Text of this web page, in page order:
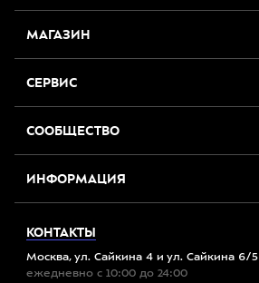
МАГАЗИН
СЕРВИС
СООБЩЕСТВО
ИНФОРМАЦИЯ
КОНТАКТЫ
Москва, ул. Сайкина 4 и ул. Сайкина 6/5
ежедневно с 10:00 до 24:00